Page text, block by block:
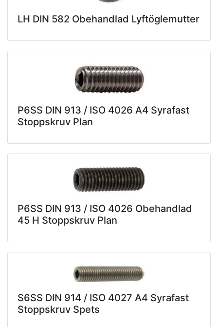
LH DIN 582 Obehandlad Lyftöglemutter
P6SS DIN 913 / ISO 4026 A4 Syrafast
Stoppskruv Plan
P6SS DIN 913 / ISO 4026 Obehandlad
45 H Stoppskruv Plan
S6SS DIN 914 / ISO 4027 A4 Syrafast
Stoppskruv Spets